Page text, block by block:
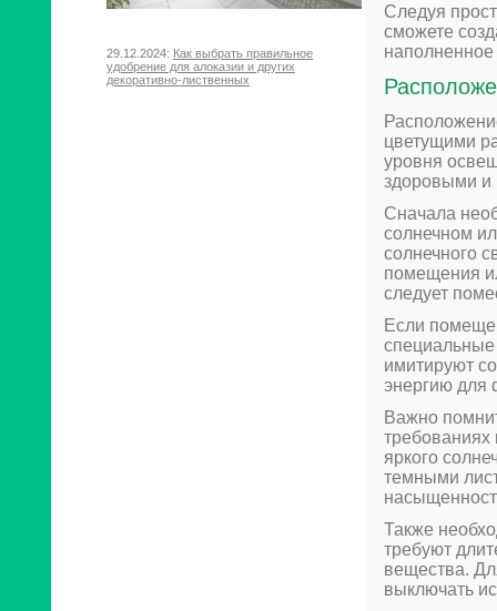
29.12.2024: Как выбрать правильное
удобрение для алоказии и других
декоративно-лиственных
Следуя
сможете
цветущими
уровня
здоровыми и
Сначала
солнечном
солнечного
помещения
следует
Если
имитируют
энергию для
Важно
яркого
темными
Также
требуют
вещества.
выключать